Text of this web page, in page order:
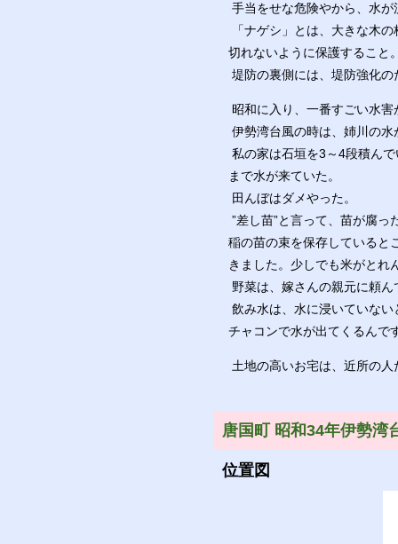
手当をせな危険やから、水
「ナゲシ」とは、大きな木
切れないように保護すること
堤防の裏側には、堤防強化
昭和に入り、一番すごい水害
伊勢湾台風の時は、姉川の
私の家は石垣を3～4段積ん
まで水が来ていた。
田んぼはダメやった。
”差し苗”と言って、苗が腐
稲の苗の束を保存していると
きました。少しでも米がとれ
野菜は、嫁さんの親元に頼
飲み水は、水に浸いていな
チャコンで水が出てくるんで
土地の高いお宅は、近所の
唐国町 昭和34年伊勢湾
位置図